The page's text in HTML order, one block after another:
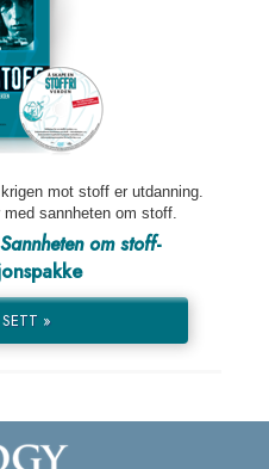
mot stoff er utdanning.
sannheten om stoff.
Sannheten om stoff-
»